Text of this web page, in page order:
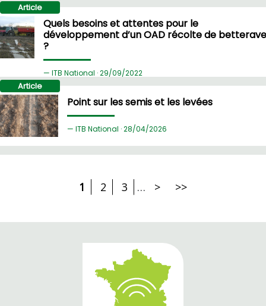
Article
Quels besoins et attentes pour le
développement d’un OAD récolte de
?
ITB National ·29/09/2022
Article
Point sur les semis et les levées
ITB National ·28/04/2026
1 2 3 … > >>